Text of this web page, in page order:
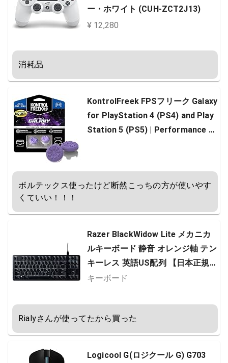
ー・ホワイト (CUH-ZCT2J13)
¥ 12,280
消耗品
KontrolFreek FPSフリーク Galaxy
for PlayStation 4 (PS4) and Play
Station 5 (PS5) | Performance T
ボルテックス使ったけど断然こっちの方が使いやす
くていい！！！
Razer BlackWidow Lite メカニカ
ルキーボード 静音 オレンジ軸 テン
キーレス 英語US配列 【日本正規代
理店保証品】 RZ03-02640100-R3
キーボード
Rialyさんが使ってたから買った
Logicool G(ロジクール G) G703